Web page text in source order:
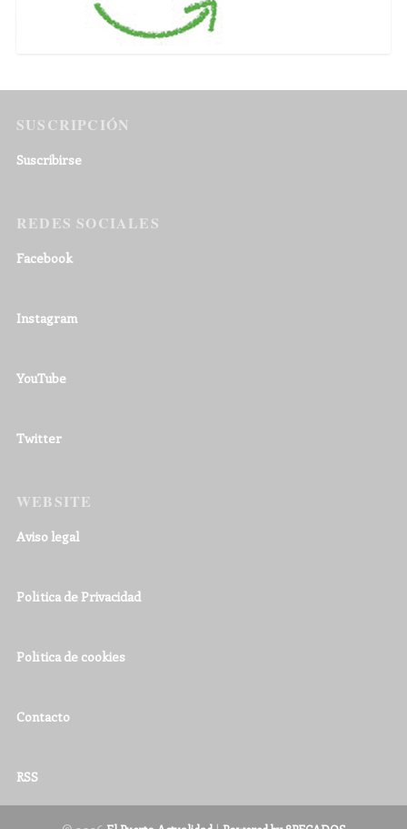
SUSCRIPCIÓN
Suscribirse
REDES SOCIALES
Facebook
Instagram
YouTube
Twitter
WEBSITE
Aviso legal
Política de Privacidad
Política de cookies
Contacto
RSS